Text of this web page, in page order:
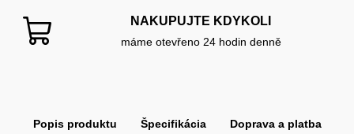
NAKUPUJTE KDYKOLI
máme otevřeno 24 hodin denně
Popis produktu Špecifikácia Doprava a platba